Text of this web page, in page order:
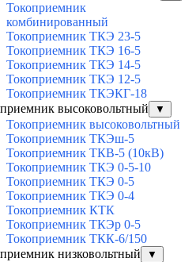
Токоприемник
комбинированный
Токоприемник ТКЭ 23-5
Токоприемник ТКЭ 16-5
Токоприемник ТКЭ 14-5
Токоприемник ТКЭ 12-5
Токоприемник ТКЭКГ-18
высоковольтный
▼
Токоприемник высоковольтный
Токоприемник ТКЭш-5
Токоприемник ТКВ-5 (10кВ)
Токоприемник ТКЭ 0-5-10
Токоприемник ТКЭ 0-5
Токоприемник ТКЭ 0-4
Токоприемник КТК
Токоприемник ТКЭр 0-5
Токоприемник ТКК-6/150
низковольтный
▼